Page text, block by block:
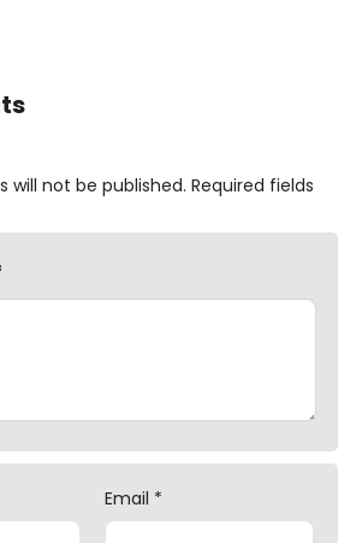
will not be published. Required fields
Email *